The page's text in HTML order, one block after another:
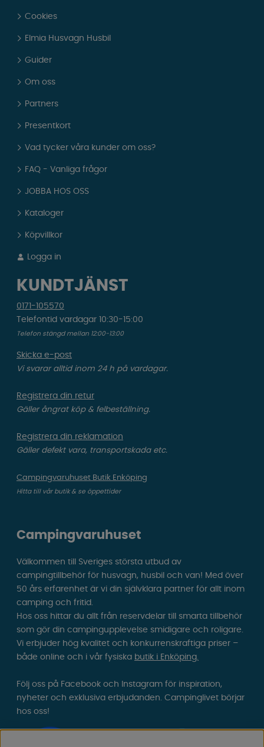
Cookies
Elmia Husvagn Husbil
Guider
Om oss
Partners
Presentkort
Vad tycker våra kunder om oss?
FAQ - Vanliga frågor
JOBBA HOS OSS
Kataloger
Köpvillkor
Logga in
KUNDTJÄNST
0171-105570
Telefontid vardagar 10:30-15:00
Telefon stängd mellan 12:00-13:00
Skicka e-post
Vi svarar alltid inom 24 h på vardagar.
Registrera din retur
Gäller ångrat köp & felbeställning.
Registrera din reklamation
Gäller defekt vara, transportskada etc.
Campingvaruhuset Butik Enköping
Hitta till vår butik & se öppettider
Campingvaruhuset
Välkommen till Sveriges största utbud av
campingtillbehör för husvagn, husbil och van! Med över
50 års erfarenhet är vi din självklara partner för allt inom
camping och fritid.
Hos oss hittar du allt från reservdelar till smarta tillbehör
som gör din campingupplevelse smidigare och roligare.
Vi erbjuder hög kvalitet och konkurrenskraftiga priser –
både online och i vår fysiska butik i Enköping.
Följ oss på Facebook och Instagram för inspiration,
nyheter och exklusiva erbjudanden. Campinglivet börjar
hos oss!